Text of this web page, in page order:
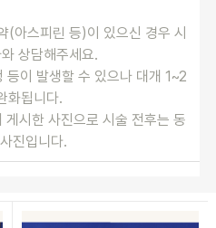
(아스피린 등)이 있으신 경우 시
상담해주세요.
이 발생할 수 있으나 대개 1~2
화됩니다.
시한 사진으로 시술 전후는 동
진입니다.